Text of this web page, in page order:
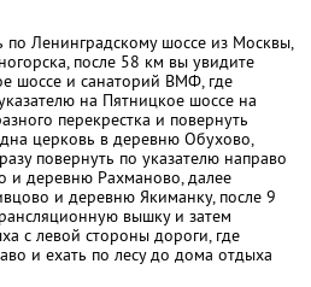
по Ленинградскому шоссе из Москвы,
после 58 км вы увидите
шоссе и санаторий ВМФ, где
на Пятницкое шоссе на
перекрестка и повернуть
церковь в деревню Обухово,
повернуть по указателю направо
и деревню Рахманово, далее
и деревню Якиманку, после 9
вышку и затем
с левой стороны дороги, где
и ехать по лесу до дома отдыха